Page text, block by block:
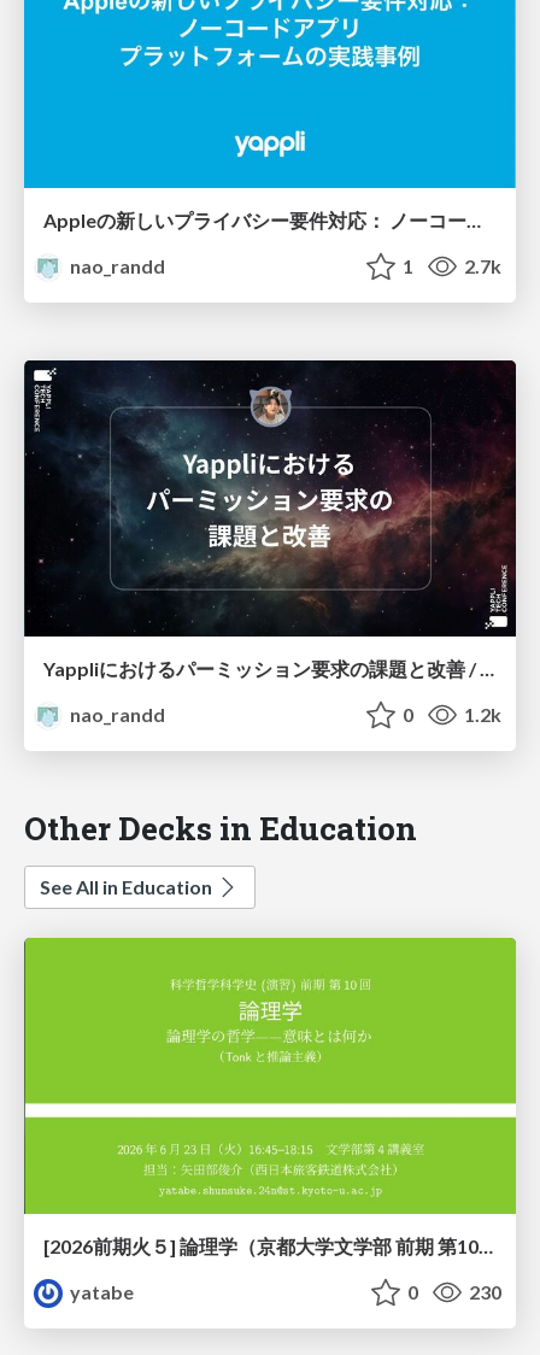
nao_randd
1 2.7k
Yappliにおけるパーミッション要求の課題と改善 / Challenges and Improvements of Permission Requests in Yappli
nao_randd
0 1.2k
Other Decks in Education
See All in Education
[2026前期火５] 論理学（京都大学文学部 前期 第10回）「論理学の哲学——意味とは何か（Tonkと推論主義）」
yatabe
0 230